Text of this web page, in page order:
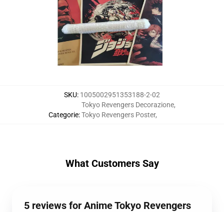
SKU: 1005002951353188-2-02
Categorie:
Tokyo Revengers Decorazione,
Tokyo Revengers Poster,
What Customers Say
5 reviews for Anime Tokyo Revengers